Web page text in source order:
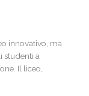
innovativo, ma
studenti a
Il liceo,